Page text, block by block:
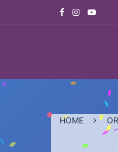
HOME